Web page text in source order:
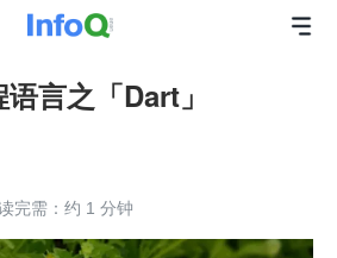
言之「Dart」
完需：约 1 分钟